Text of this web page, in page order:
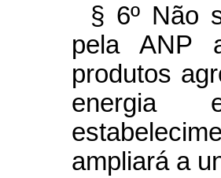
§ 6º Não
pela ANP
produtos
energia
ampliará a